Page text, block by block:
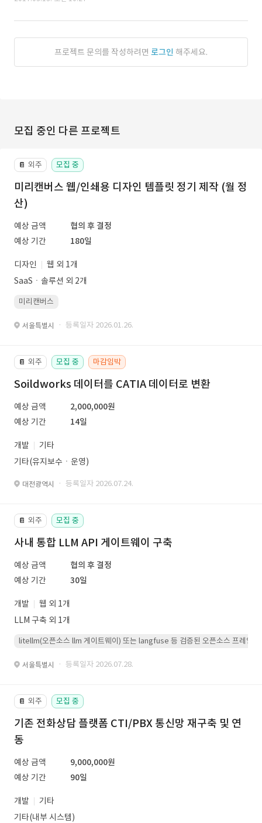
프로젝트 문의를 작성하려면 로그인 해주세요.
모집 중인 다른 프로젝트
📔 외주 모집 중
미리캔버스 웹/인쇄용 디자인 템플릿 정기 제작 (월 정
산)
예상 금액
협의 후 결정
예상 기간
180일
디자인
웹 외 1개
SaaSㆍ솔루션 외 2개
미리캔버스
서울특별시 · 등록일자 2026.01.26.
📔 외주 모집 중 마감임박
Soildworks 데이터를 CATIA 데이터로 변환
예상 금액
2,000,000원
예상 기간
14일
개발
기타
기타(유지보수ㆍ운영)
대전광역시 · 등록일자 2026.07.24.
📔 외주 모집 중
사내 통합 LLM API 게이트웨이 구축
예상 금액
협의 후 결정
예상 기간
30일
개발
웹 외 1개
LLM 구축 외 1개
litellm(오픈소스 llm 게이트웨이) 또는 langfuse 등 검증된 오픈소스 프레임워
서울특별시 · 등록일자 2026.07.28.
📔 외주 모집 중
기존 전화상담 플랫폼 CTI/PBX 통신망 재구축 및 연
동
예상 금액
9,000,000원
예상 기간
90일
개발
기타
기타(내부 시스템)